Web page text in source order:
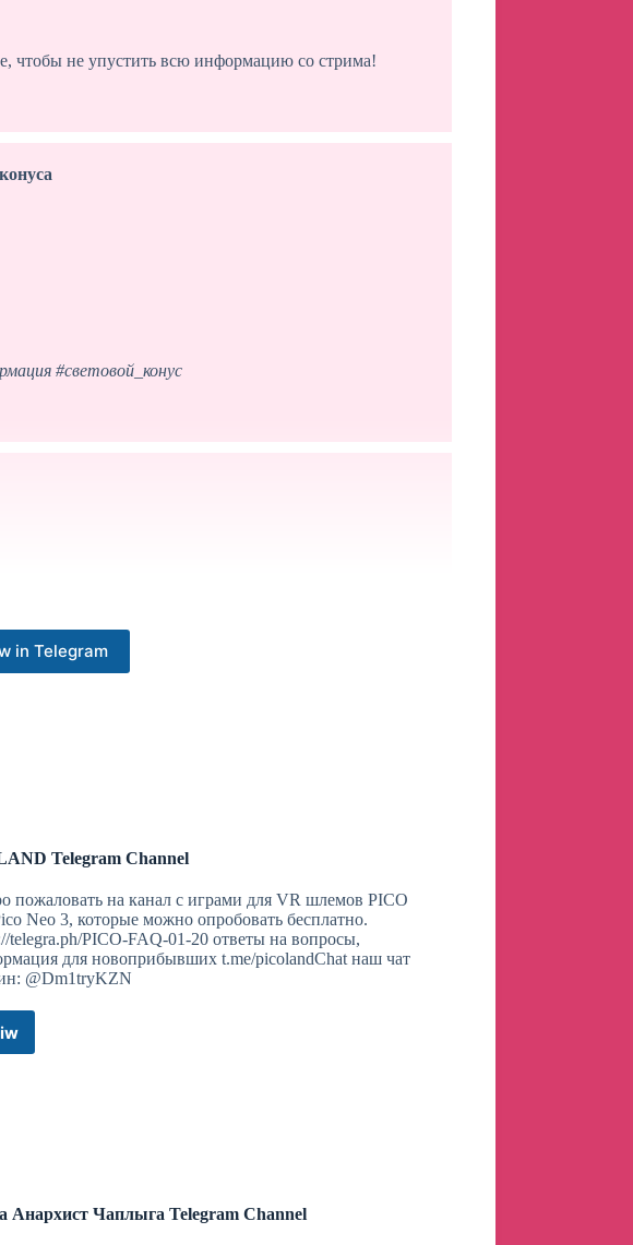
чтобы не упустить всю информацию со стрима!
#световой_конус
in Telegram
Telegram Channel
пожаловать на канал с играми для VR шлемов PICO
Neo 3, которые можно опробовать бесплатно.
telegra.ph/PICO-FAQ-01-20 ответы на вопросы,
для новоприбывших t.me/picolandChat наш чат
@Dm1tryKZN
Анархист Чаплыга Telegram Channel